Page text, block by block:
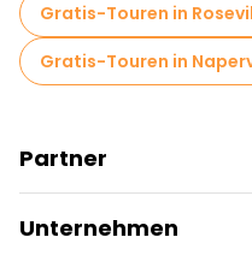
Gratis-Touren in
Gratis-Touren in
Partner
Anbieter-Anmeldung
Unternehmen